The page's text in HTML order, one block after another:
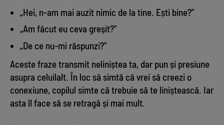
„Hei, n-am mai auzit nimic de la tine. Ești bine?”
„Am făcut eu ceva greșit?”
„De ce nu-mi răspunzi?”
Aceste fraze transmit neliniștea ta, dar pun și presiune
asupra celuilalt. În loc să simtă că vrei să creezi o
conexiune, copilul simte că trebuie să te liniștească. Iar
asta îl face să se retragă și mai mult.